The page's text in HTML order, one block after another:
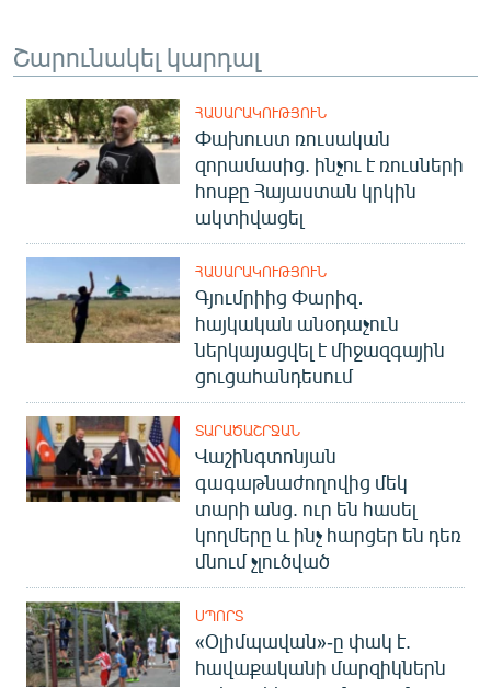
Շարունակել կարդալ
ՀԱՍԱՐԱԿՈՒԹՅՈՒՆ
Փախուստ ռուսական
զորամասից. ինչու է ռուսների
հոսքը Հայաստան կրկին
ակտիվացել
ՀԱՍԱՐԱԿՈՒԹՅՈՒՆ
Գյումրիից Փարիզ․
հայկական անօդաչուն
ներկայացվել է միջազգային
ցուցահանդեսում
ՏԱՐԱԾԱՇՐՋԱՆ
Վաշինգտոնյան
գագաթնաժողովից մեկ
տարի անց. ուր են հասել
կողմերը և ինչ հարցեր են դեռ
մնում չլուծված
ՍՊՈՐՏ
«Օլիմպավան»-ը փակ է.
հավաքականի մարզիկներն